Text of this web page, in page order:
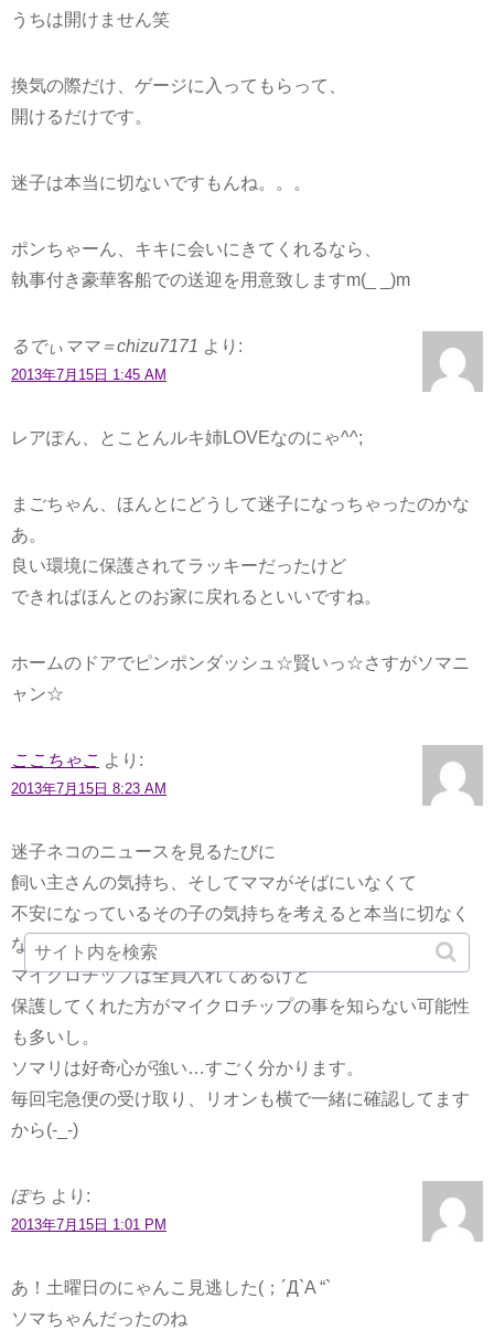
うちは開けません笑
換気の際だけ、ゲージに入ってもらって、
開けるだけです。
迷子は本当に切ないですもんね。。。
ポンちゃーん、キキに会いにきてくれるなら、
執事付き豪華客船での送迎を用意致しますm(_ _)m
るでぃママ＝chizu7171 より:
2013年7月15日 1:45 AM
レアぽん、とことんルキ姉LOVEなのにゃ^^;
まごちゃん、ほんとにどうして迷子になっちゃったのかな
あ。
良い環境に保護されてラッキーだったけど
できればほんとのお家に戻れるといいですね。
ホームのドアでピンポンダッシュ☆賢いっ☆さすがソマニ
ャン☆
ここちゃこ より:
2013年7月15日 8:23 AM
迷子ネコのニュースを見るたびに
飼い主さんの気持ち、そしてママがそばにいなくて
不安になっているその子の気持ちを考えると本当に切なく
なりますね。
マイクロチップは全員入れてあるけど
保護してくれた方がマイクロチップの事を知らない可能性
も多いし。
ソマリは好奇心が強い…すごく分かります。
毎回宅急便の受け取り、リオンも横で一緒に確認してます
から(-_-)
ぽち より:
2013年7月15日 1:01 PM
あ！土曜日のにゃんこ見逃した(；´Д`A “`
ソマちゃんだったのね